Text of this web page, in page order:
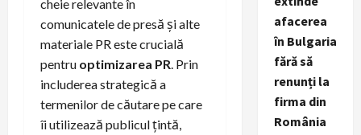
cheie relevante în
comunicatele de presă și alte
materiale PR este crucială
pentru optimizarea PR. Prin
includerea strategică a
termenilor de căutare pe care
îi utilizează publicul țintă,
afacerea
în Bulgaria
fără să
renunți la
firma din
România